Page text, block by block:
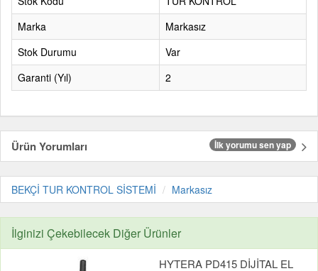
Marka
Markasız
Stok Durumu
Var
Garanti (Yıl)
2
Ürün Yorumları İlk yorumu sen yap
BEKÇİ TUR KONTROL SİSTEMİ Markasız
İlginizi Çekebilecek Diğer Ürünler
HYTERA PD415 DİJİTAL EL